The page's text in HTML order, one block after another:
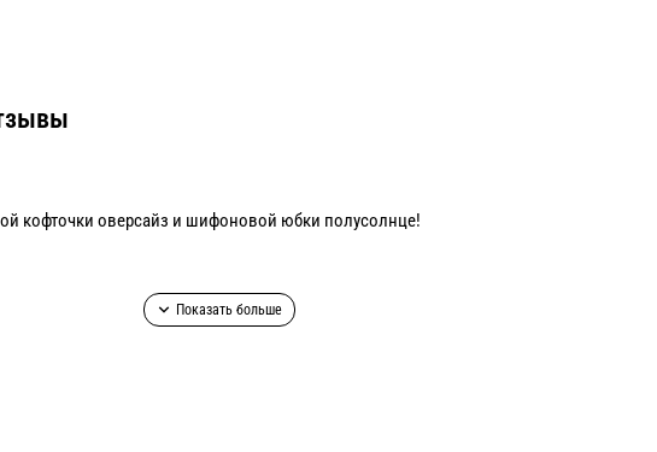
кофточки оверсайз и шифоновой юбки полусолнце!